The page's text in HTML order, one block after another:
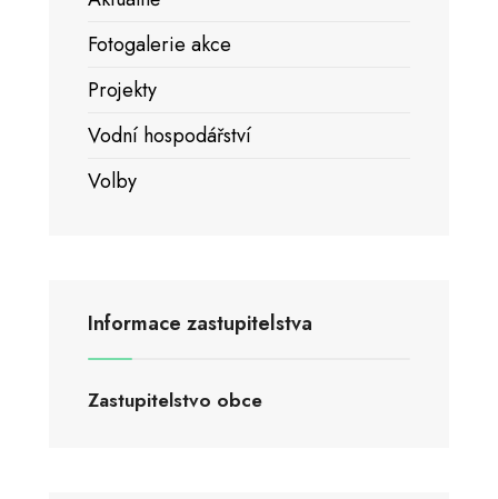
Fotogalerie akce
Projekty
Vodní hospodářství
Volby
Informace zastupitelstva
Zastupitelstvo obce